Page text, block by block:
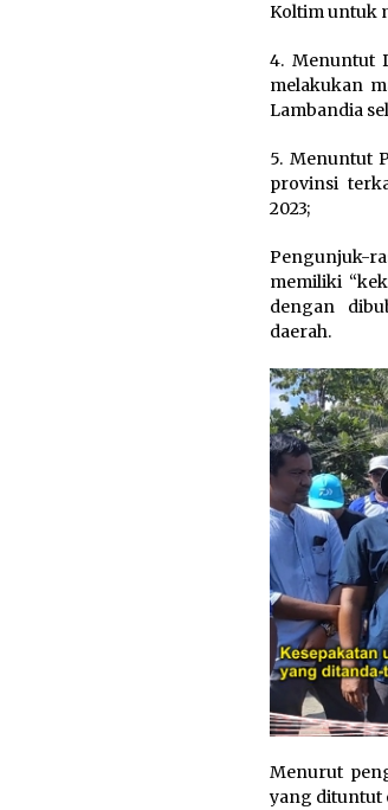
Koltim untuk
4. Menuntut
melakukan
Lambandia
5. Menuntut
provinsi
2023;
Pengunjuk-
memiliki
dengan
daerah.
Menurut
yang dituntut